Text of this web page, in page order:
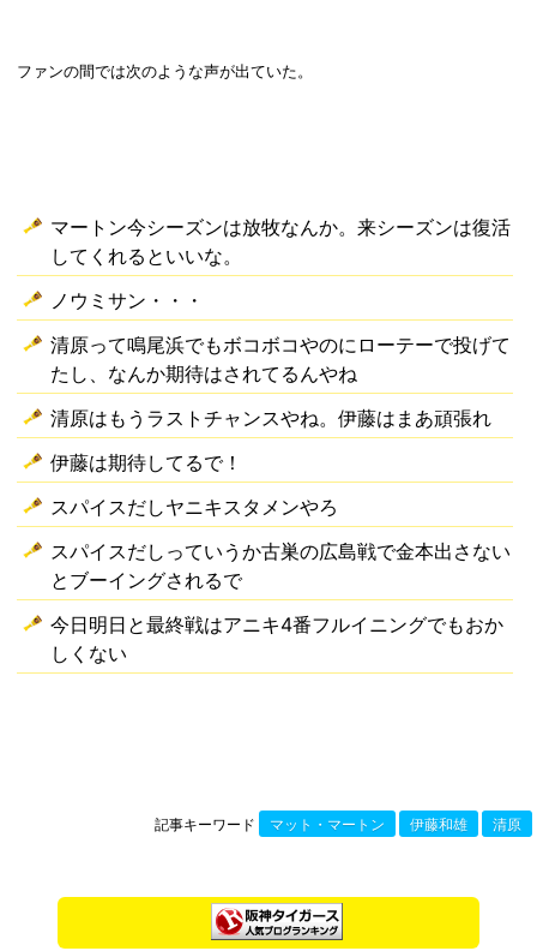
ファンの間では次のような声が出ていた。
マートン今シーズンは放牧なんか。来シーズンは復活
してくれるといいな。
ノウミサン・・・
清原って鳴尾浜でもボコボコやのにローテーで投げて
たし、なんか期待はされてるんやね
清原はもうラストチャンスやね。伊藤はまあ頑張れ
伊藤は期待してるで！
スパイスだしヤニキスタメンやろ
スパイスだしっていうか古巣の広島戦で金本出さない
とブーイングされるで
今日明日と最終戦はアニキ4番フルイニングでもおか
しくない
記事キーワード マット・マートン 伊藤和雄 清原